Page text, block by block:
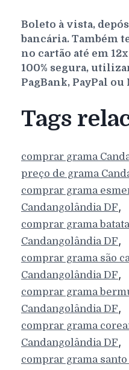
Boleto à vista,
bancária. Também
no cartão até em
100% segura,
PagBank, PayPal ou
Tags
comprar grama
preço de grama
comprar grama
Candangolândia DF,
comprar grama
Candangolândia DF,
comprar grama são
Candangolândia DF,
comprar grama
Candangolândia DF,
comprar grama
Candangolândia DF,
comprar grama